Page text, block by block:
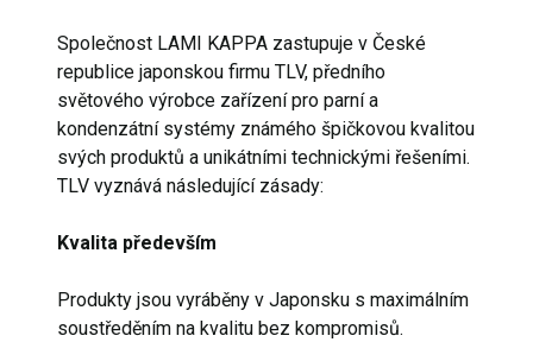
Společnost LAMI KAPPA zastupuje v České
republice japonskou firmu TLV, předního
světového výrobce zařízení pro parní a
kondenzátní systémy známého špičkovou kvalitou
svých produktů a unikátními technickými řešeními.
TLV vyznává následující zásady:
Kvalita především
Produkty jsou vyráběny v Japonsku s maximálním
soustředěním na kvalitu bez kompromisů.